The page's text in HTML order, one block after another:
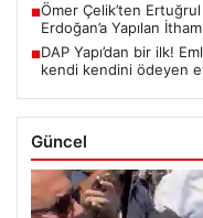
■Ömer Çelik’ten
Erdoğan’a Yapılan
■DAP Yapı’dan bir ilk!
kendi kendini ödeyen
Güncel